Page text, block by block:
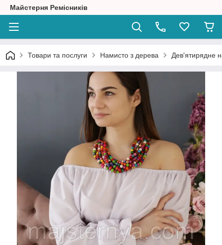
Майстерня Ремісників
Товари та послуги Намисто з дерева Дев'ятирядне